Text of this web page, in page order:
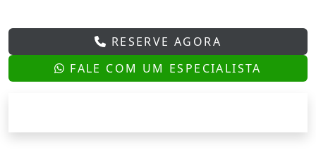
RESERVE AGORA
FALE COM UM ESPECIALISTA